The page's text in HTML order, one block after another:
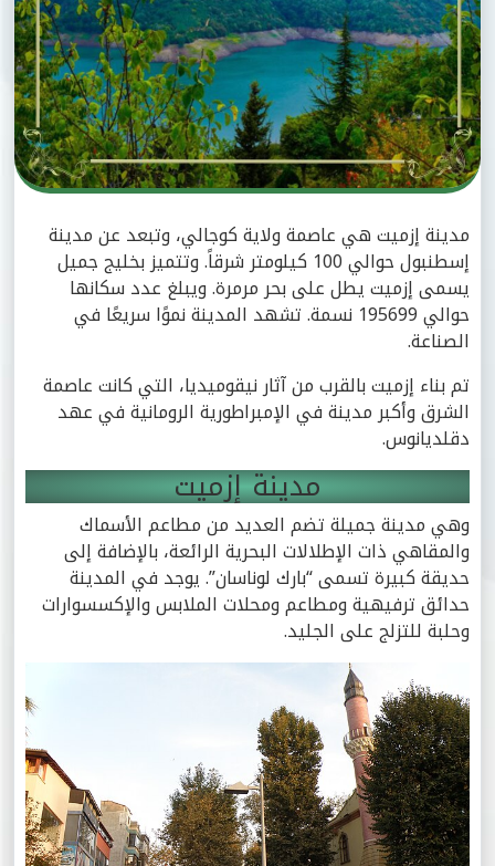
مدينة إزميت هي عاصمة ولاية كوجالي، وتبعد عن مدينة
إسطنبول حوالي 100 كيلومتر شرقاً. وتتميز بخليج جميل
يسمى إزميت يطل على بحر مرمرة. ويبلغ عدد سكانها
حوالي 195699 نسمة. تشهد المدينة نموًا سريعًا في
الصناعة.
تم بناء إزميت بالقرب من آثار نيقوميديا، التي كانت عاصمة
الشرق وأكبر مدينة في الإمبراطورية الرومانية في عهد
دقلديانوس.
مدينة إزميت
وهي مدينة جميلة تضم العديد من مطاعم الأسماك
والمقاهي ذات الإطلالات البحرية الرائعة، بالإضافة إلى
حديقة كبيرة تسمى “بارك لوناسان”. يوجد في المدينة
حدائق ترفيهية ومطاعم ومحلات الملابس والإكسسوارات
وحلبة للتزلج على الجليد.